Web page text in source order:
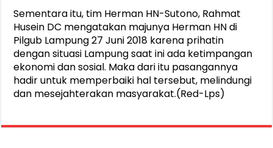
Sementara itu, tim Herman HN-Sutono, Rahmat
Husein DC mengatakan majunya Herman HN di
Pilgub Lampung 27 Juni 2018 karena prihatin
dengan situasi Lampung saat ini ada ketimpangan
ekonomi dan sosial. Maka dari itu pasangannya
hadir untuk memperbaiki hal tersebut, melindungi
dan mesejahterakan masyarakat.(Red-Lps)